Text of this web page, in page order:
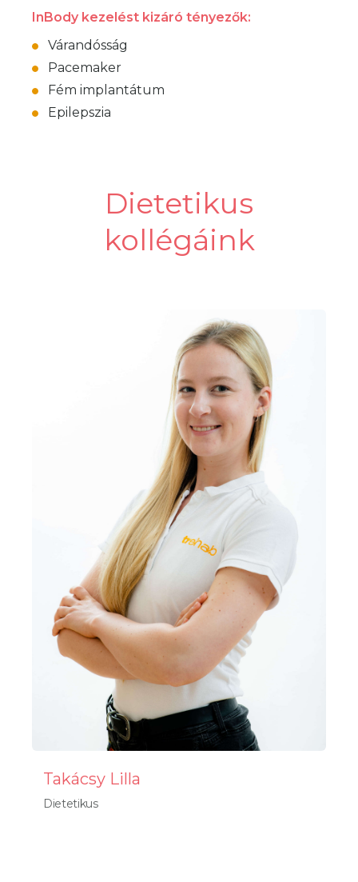
InBody kezelést kizáró tényezők:
Várandósság
Pacemaker
Fém implantátum
Epilepszia
Dietetikus
kollégáink
Takácsy Lilla
Dietetikus